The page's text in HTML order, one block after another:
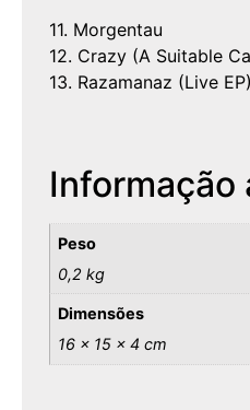
11. Morgentau
12. Crazy (A Suitable
13. Razamanaz (Live EP)
Informação
Peso
0,2 kg
Dimensões
16 × 15 × 4 cm